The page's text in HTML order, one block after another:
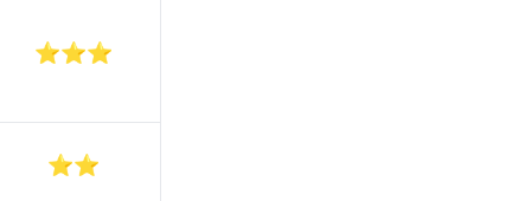
⭐️⭐️⭐️
⭐️⭐️